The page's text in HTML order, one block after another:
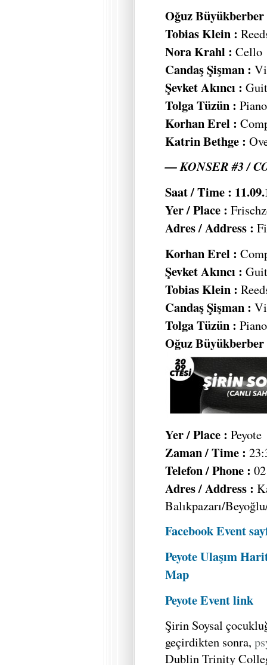
Oğuz
Tobias Klein :
Nora Krahl : Cello
Candaş Şişman :
Şevket Akıncı :
Tolga Tüzün :
Korhan Erel :
Katrin Bethge :
— KONSER #3 /
Saat / Time :
Yer / Place :
Adres / Address :
Korhan Erel :
Şevket Akıncı :
Tobias Klein :
Candaş Şişman :
Tolga Tüzün :
Oğuz
Yer / Place : Peyote
Zaman / Time :
Telefon / Phone :
Adres / Address :
Balıkpazarı/
Facebook Event
Peyote Ulaşım
Map
Peyote Event link
Şirin Soysal
geçirdikten sonra,
Dublin Trinity